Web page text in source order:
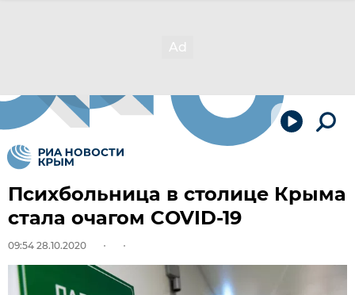
Психбольница в столице Крыма
стала очагом COVID-19
09:54 28.10.2020